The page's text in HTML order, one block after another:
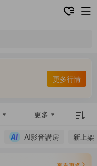
更多行情
更多
AI影音講房 新上架